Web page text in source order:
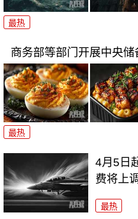
最热
商务部等部门开展中央
最热
4月5日
费将上调
最热